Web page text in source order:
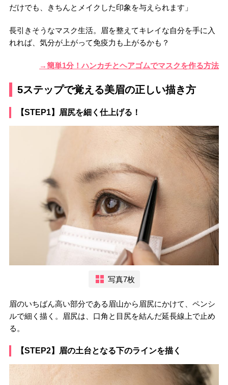
だけでも、きちんとメイクした印象を与えられます」
長引きそうなマスク生活。眉を整えてキレイな自分を手に入
れれば、気分が上がって免疫力も上がるかも？
→簡単1分！ハンカチとヘアゴムでマスクを作る方法
5ステップで覚える美眉の正しい描き方
【STEP1】眉尻を細く仕上げる！
写真7枚
眉のいちばん高い部分である眉山から眉尻にかけて、ペンシ
ルで細く描く。眉尻は、口角と目尻を結んだ延長線上で止め
る。
【STEP2】眉の土台となる下のラインを描く